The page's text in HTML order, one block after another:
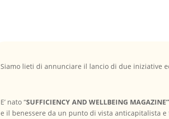
Siamo lieti di annunciare il lancio di due iniziative
E’ nato “SUFFICIENCY AND WELLBEING
e il benessere da un punto di vista anticapitalista